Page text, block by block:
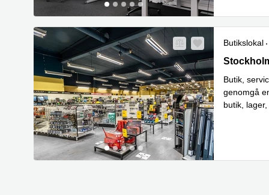
Butikslokal
Butik,
genomgå
butik,